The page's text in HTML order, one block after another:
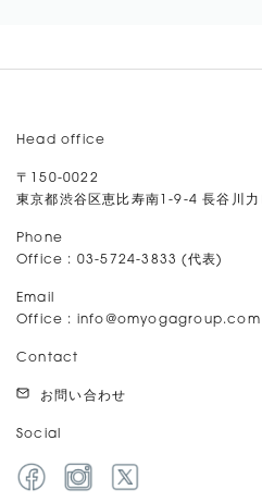
Head office
〒150-0022
東京都渋谷区恵比寿南1-9-4 長谷川力
Phone
Office : 03-5724-3833 (代表)
Email
Office : info@omyogagroup.com
Contact
お問い合わせ
Social